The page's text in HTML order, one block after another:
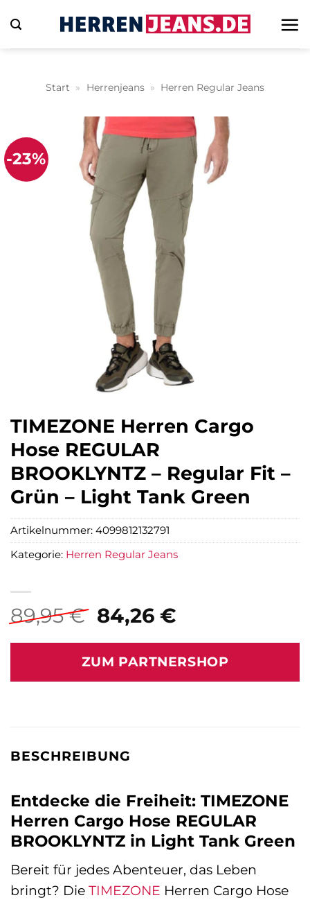
Inhalt
springen
Start » Herrenjeans » Herren Regular Jeans
-23%
TIMEZONE Herren Cargo
Hose REGULAR
BROOKLYNTZ – Regular Fit –
Grün – Light Tank Green
89,95€ Ursprünglicher
Preis
war:
89,95 €
84,26 €Aktueller
ist:
84,26 €.
ZUM PARTNERSHOP
Artikelnummer: 4099812132791
Kategorie: Herren Regular Jeans
BESCHREIBUNG
Entdecke die Freiheit: TIMEZONE
Herren Cargo Hose REGULAR
BROOKLYNTZ in Light Tank Green
Bereit für jedes Abenteuer, das Leben
bringt? Die TIMEZONE Herren Cargo Hose